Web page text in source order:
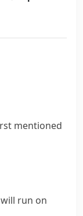
mentioned
run on